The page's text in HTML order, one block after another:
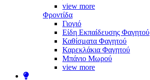
view more
Φροντίδα
Γιογιό
Είδη Εκπαίδευσης Φαγητού
Καθίσματα Φαγητού
Καρεκλάκια Φαγητού
Μπάνιο Μωρού
view more